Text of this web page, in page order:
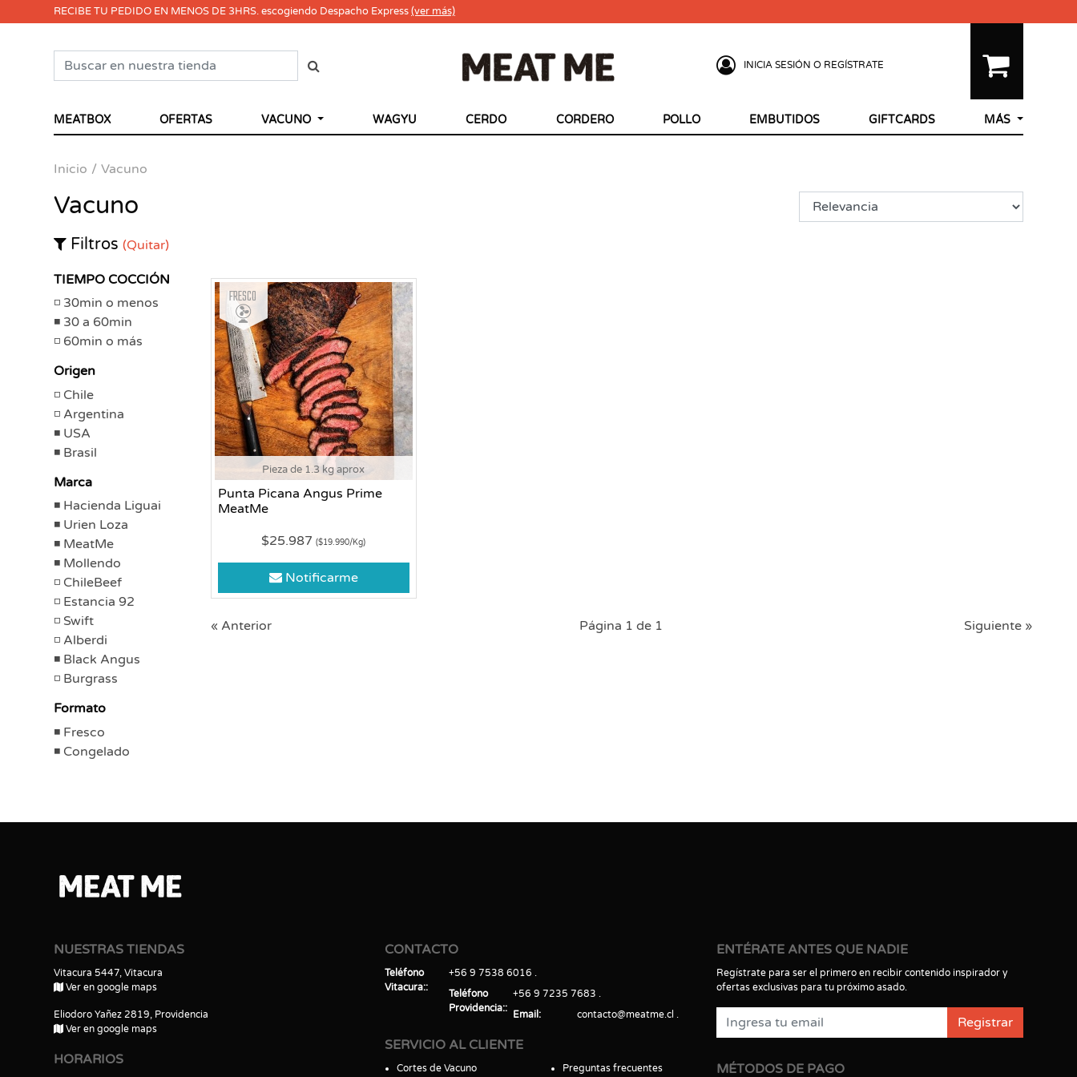
RECIBE TU PEDIDO EN MENOS DE 3HRS. escogiendo Despacho Express(ver más)
INICIA SESIÓN O REGÍSTRATE
MEATBOX OFERTAS VACUNO WAGYU CERDO CORDERO POLLO EMBUTIDOS GIFTCARDS MÁS
Inicio Vacuno
Vacuno
Filtros (Quitar)
TIEMPO COCCIÓN
30min o menos
30 a 60min
60min o más
Origen
Chile
Argentina
USA
Brasil
Marca
Hacienda Liguai
Urien Loza
MeatMe
Mollendo
ChileBeef
Estancia 92
Swift
Alberdi
Black Angus
Burgrass
Formato
Fresco
Congelado
Pieza de 1.3 kg aprox
Punta Picana Angus Prime
MeatMe
Fresco
$25.987($19.990/Kg)
Notificarme
« Anterior Página 1 de 1 Siguiente »
NUESTRAS TIENDAS
Vitacura 5447, Vitacura
Ver en google maps
Eliodoro Yañez 2819, Providencia
Ver en google maps
HORARIOS
CONTACTO
Teléfono
Vitacura:
+56 9 7538 6016
Teléfono
Providencia:
+56 9 7235 7683
Email
contacto@meatme.cl
SERVICIO AL CLIENTE
Cortes de Vacuno Preguntas frecuentes
ENTÉRATE ANTES QUE NADIE
Regístrate para ser el primero en recibir contenido inspirador y
ofertas exclusivas para tu próximo asado.
Registrar
MÉTODOS DE PAGO